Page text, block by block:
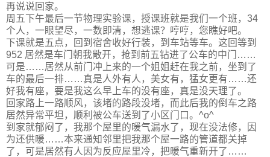
再说说回家。
周五下午最后一节物理实验课，授课班就是我们一个班，34
个人，一眼望尽，一数即清，想逃课？哼哼，您瞧好吧。
下课就是五点，回到宿舍收好行装，到车站等车。这回等到
952 居然是车门朝我敞开，抢到前五钻进了公车的中门……
可是……居然从前门冲上来的一个姐姐赶在我之前，坐到了
车的最后一排……真是人外有人，美女有，猛女更有……还
好我有座，要是我这么早上车的没有座，真是没天理了。
回家路上一路顺风，该堵的路段没堵，而此后我的倒车之路
居然异常平坦，顺利被公车送到了小区门口。^o^
到家就郁闷了，我那个屋里的暖气漏水了，现在没法修，因
为还供暖……本来通知邻里把我那个屋一路的管道都关掉
了，可是居然有人因为反应屋里冷，把暖气重新开了……